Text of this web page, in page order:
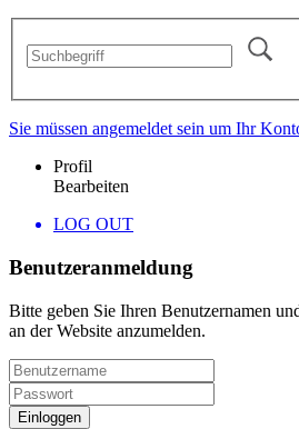
Sie müssen angemeldet sein um Ihr
Profil
Bearbeiten
LOG OUT
Benutzeranmeldung
Bitte geben Sie Ihren Benutzernamen
an der Website anzumelden.